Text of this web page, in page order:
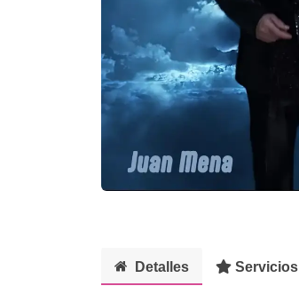
Detalles Servicios